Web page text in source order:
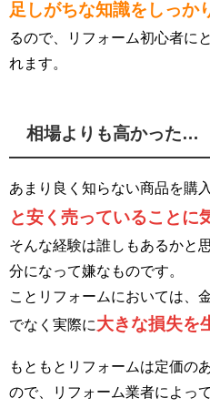
足しがちな知識をしっか
るので、リフォーム初心者に
れます。
相場よりも高かった…
あまり良く知らない商品を購
と安く売っていることに
そんな経験は誰しもあるかと
分になって嫌なものです。
ことリフォームにおいては、
でなく実際に大きな損失を
もともとリフォームは定価の
ので、リフォーム業者によっ